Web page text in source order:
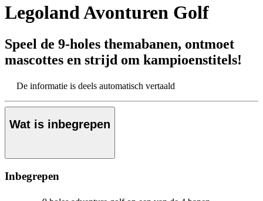
Legoland Avonturen Golf
Speel de 9-holes themabanen, ontmoet
mascottes en strijd om kampioenstitels!
De informatie is deels automatisch vertaald
Wat is inbegrepen
Inbegrepen